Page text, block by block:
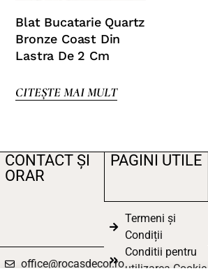
Blat Bucatarie Quartz
Bronze Coast Din
Lastra De 2 Cm
CITEȘTE MAI MULT
CONTACT ȘI
ORAR
office@rocasdecor.ro
PAGINI UTILE
Termeni și
Condiții
Conditii pentru